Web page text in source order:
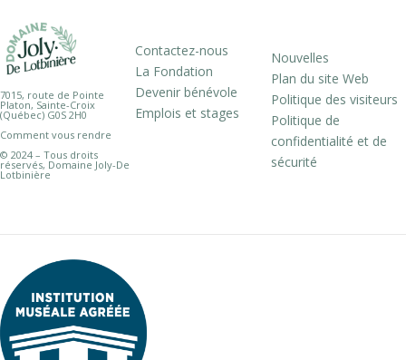
7015, route de Pointe
Platon, Sainte-Croix
(Québec) G0S 2H0
Comment vous rendre
© 2024 – Tous droits
réservés, Domaine Joly-De
Lotbinière
Contactez-nous
La Fondation
Devenir bénévole
Emplois et stages
Nouvelles
Plan du site Web
Politique des visiteurs
Politique de
confidentialité et de
sécurité